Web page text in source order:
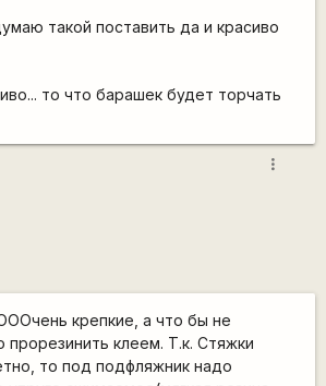
такой поставить да и красиво
то что барашек будет торчать
more_vert
крепкие, а что бы не
прорезинить клеем. Т.к. Стяжки
то под подфляжник надо